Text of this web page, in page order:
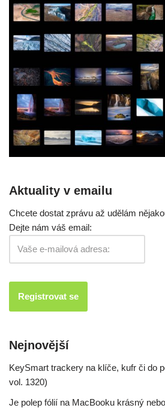
Aktuality v emailu
Chcete dostat zprávu až udělám
Dejte nám váš email:
Nejnovější
KeySmart trackery na klíče, kufr či do
vol. 1320)
Je polep fólií na MacBooku krásný